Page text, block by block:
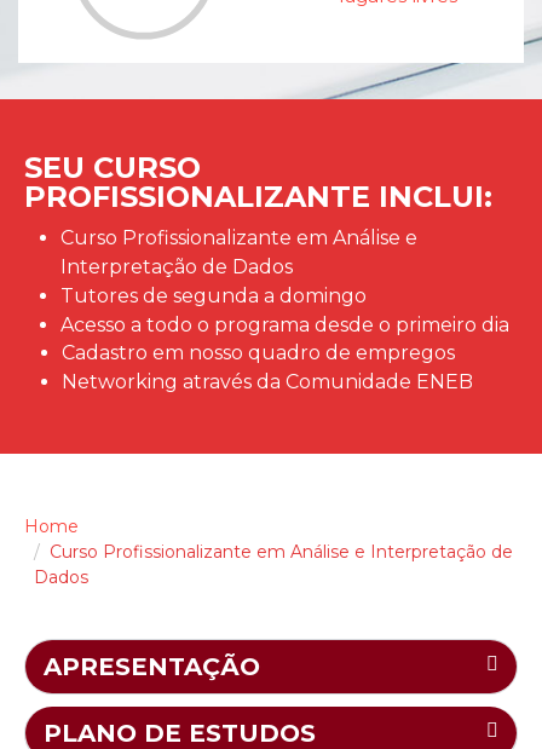
SEU CURSO
PROFISSIONALIZANTE INCLUI:
Curso Profissionalizante em Análise e
Interpretação de Dados
Tutores de segunda a domingo
Acesso a todo o programa desde o primeiro dia
Cadastro em nosso quadro de empregos
Networking através da Comunidade ENEB
Home
Curso Profissionalizante em Análise e Interpretação de
Dados
APRESENTAÇÃO
PLANO DE ESTUDOS